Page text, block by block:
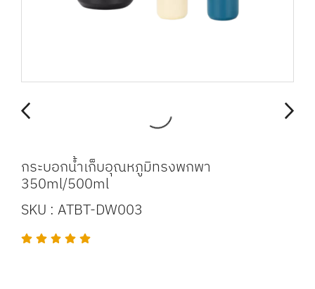
กระบอกน้ำเก็บอุณหภูมิทรงพกพา
350ml/500ml
SKU : ATBT-DW003